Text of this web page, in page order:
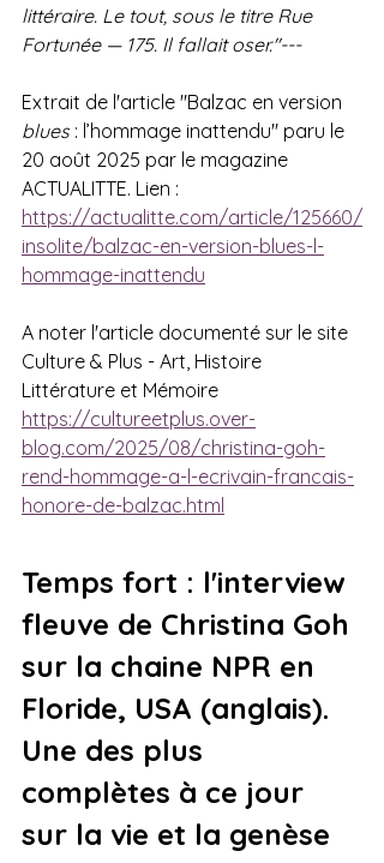
littéraire. Le tout, sous le titre Rue
Fortunée — 175. Il fallait oser."---
Extrait de l'article "Balzac en version
blues : l’hommage inattendu" paru le
20 août 2025 par le magazine
ACTUALITTE. Lien :
https://actualitte.com/article/125660/
insolite/balzac-en-version-blues-l-
hommage-inattendu
A noter l'article documenté sur le site
Culture & Plus - Art, Histoire
Littérature et Mémoire
https://cultureetplus.over-
blog.com/2025/08/christina-goh-
rend-hommage-a-l-ecrivain-francais-
honore-de-balzac.html
Temps fort : l'interview
fleuve de Christina Goh
sur la chaine NPR en
Floride, USA (anglais).
Une des plus
complètes à ce jour
sur la vie et la genèse